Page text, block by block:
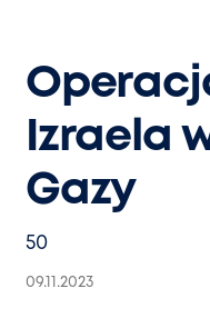
Izraela
Gazy
50
09.11.2023